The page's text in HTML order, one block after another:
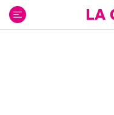
contenido